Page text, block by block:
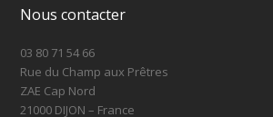
Nous contacter
03 80 71 54 66
Rue du Champ aux Prêtres
ZAE Cap Nord
21000 DIJON – France